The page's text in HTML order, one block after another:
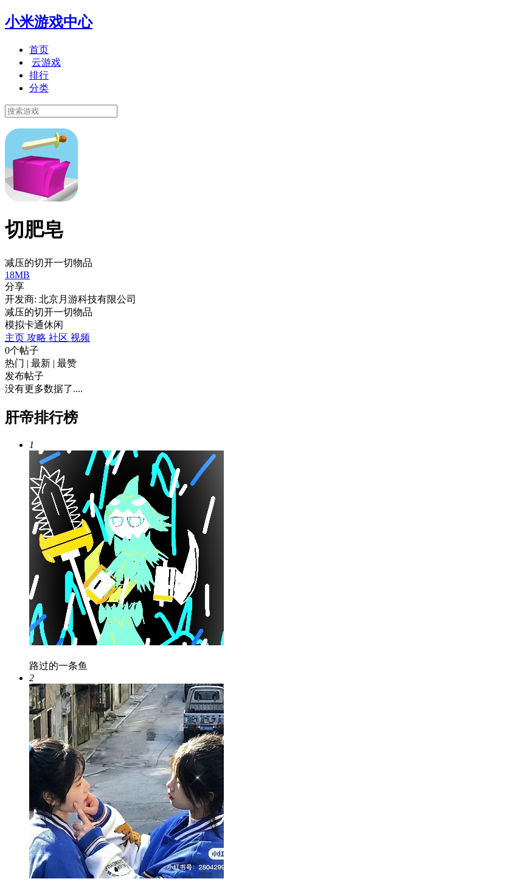
小米游戏中心
首页
云游戏
排行
分类
切肥皂
减压的切开一切物品
18MB
分享
开发商: 北京月游科技有限公司
减压的切开一切物品
模拟卡通休闲
主页 攻略 社区 视频
0个帖子
热门 | 最新 | 最赞
发布帖子
没有更多数据了....
肝帝排行榜
1
路过的一条鱼
2